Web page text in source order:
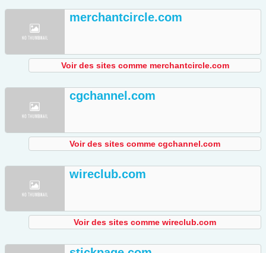
merchantcircle.com
Voir des sites comme merchantcircle.com
cgchannel.com
Voir des sites comme cgchannel.com
wireclub.com
Voir des sites comme wireclub.com